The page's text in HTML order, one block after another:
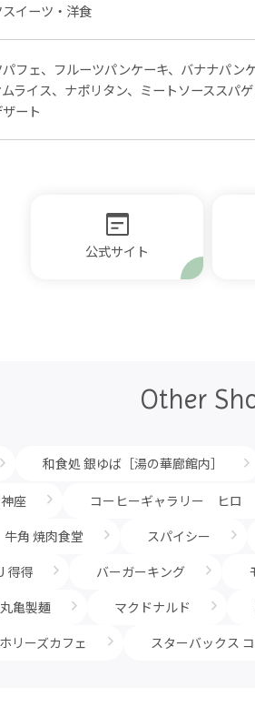
イーツ・洋食
パフェ、フルーツパンケーキ、バナナパン
ライス、ナポリタン、ミートソーススパ
ート
公式サイト
Other
和食処 銀ゆば［湯の華廊館内］
座 コーヒーギャラリー ヒロ
牛角 焼肉食堂 スパイシー
得得 バーガーキング
丸亀製麺 マクドナルド
ホリーズカフェ スターバックス